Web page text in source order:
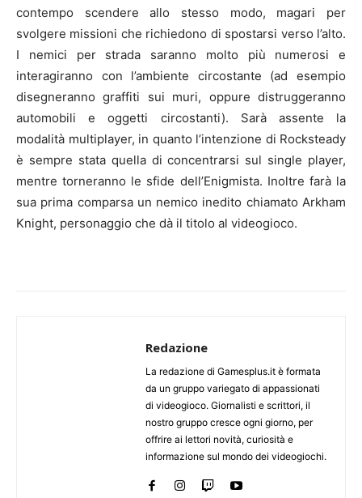
contempo scendere allo stesso modo, magari per
svolgere missioni che richiedono di spostarsi verso l’alto.
I nemici per strada saranno molto più numerosi e
interagiranno con l’ambiente circostante (ad esempio
disegneranno graffiti sui muri, oppure distruggeranno
automobili e oggetti circostanti). Sarà assente la
modalità multiplayer, in quanto l’intenzione di Rocksteady
è sempre stata quella di concentrarsi sul single player,
mentre torneranno le sfide dell’Enigmista. Inoltre farà la
sua prima comparsa un nemico inedito chiamato Arkham
Knight, personaggio che dà il titolo al videogioco.
Redazione
La redazione di Gamesplus.it è formata
da un gruppo variegato di appassionati
di videogioco. Giornalisti e scrittori, il
nostro gruppo cresce ogni giorno, per
offrire ai lettori novità, curiosità e
informazione sul mondo dei videogiochi.